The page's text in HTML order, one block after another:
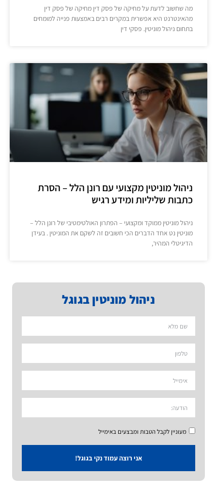
ניהול מוניטין בגוגל
מעוניין לקבל הטבות ומבצעים באימייל
אני רוצה עמוד נקי בגוגל!
מה שחשוב לדעת על מחיקה של פסק דין מחיקה של פסק דין
מהאינטרנט היא אפשרית במקרים רבים באמצעות פנייה למומחים
בתחום ניהול מוניטין. פסקי דין
ניהול מוניטין מקצועי עם רונן הלל – הסרת
כתבות שליליות ומידע רגיש
ניהול מוניטין ממוקד ומקצועי – הפתרון האולטימטיבי של רונן הלל –
מוניטין נט אחד הדברים הכי חשובים זה לשקם את המוניטין . בעידן
הדיגיטלי המהיר,